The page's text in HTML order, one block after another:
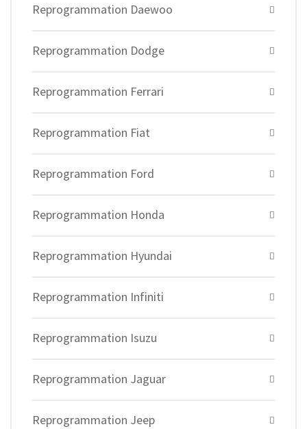
Reprogrammation Daewoo
Reprogrammation Dodge
Reprogrammation Ferrari
Reprogrammation Fiat
Reprogrammation Ford
Reprogrammation Honda
Reprogrammation Hyundai
Reprogrammation Infiniti
Reprogrammation Isuzu
Reprogrammation Jaguar
Reprogrammation Jeep